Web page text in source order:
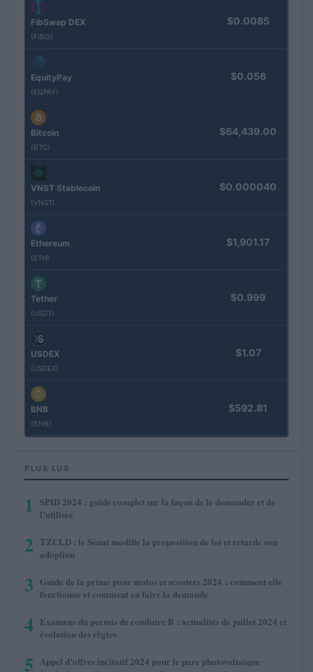
FibSwap DEX
(FIBO)
$0.0085
EquityPay
(EQPAY)
$0.056
Bitcoin
(BTC)
$64,439.00
VNST Stablecoin
(VNST)
$0.000040
Ethereum
(ETH)
$1,901.17
Tether
(USDT)
$0.999
USDEX
(USDEX)
$1.07
BNB
(BNB)
$592.81
PLUS LUS
1
SPID 2024 : guide complet sur la façon de le demander et de
l’utiliser
2 TZCLD : le Sénat modifie la proposition de loi et retarde son
adoption
3 Guide de la prime pour motos et scooters 2024 : comment elle
fonctionne et comment en faire la demande
4 Examens du permis de conduire B : actualités de juillet 2024 et
évolution des règles
5 Appel d’offres incitatif 2024 pour le parc photovoltaïque